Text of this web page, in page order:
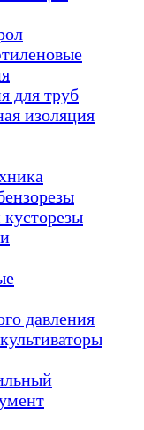
для труб
изоляция
давления